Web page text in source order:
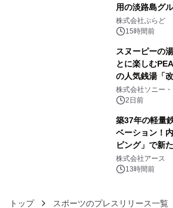
用の淡路島グ
プール グラン
スの2施設で
株式会社ぷらど
15時間前
スヌーピーの
とに楽しむ
の人気銭湯「
ラボレーショ
ボグッズも発売
株式会社ソニー
2日前
築37年の軽量
ベーション！
ビング」で新
事例を株式会
株式会社アース
13時間前
トップ スポーツのプレスリリース一覧